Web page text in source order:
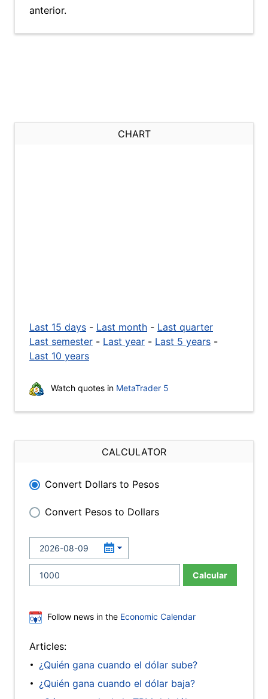
anterior.
CHART
Last 15 days - Last month - Last quarter
Last semester - Last year - Last 5 years -
Last 10 years
Watch quotes in MetaTrader 5
CALCULATOR
Convert Dollars to Pesos
Convert Pesos to Dollars
Calcular
Follow news in the Economic Calendar
Articles:
¿Quién gana cuando el dólar sube?
¿Quién gana cuando el dólar baja?